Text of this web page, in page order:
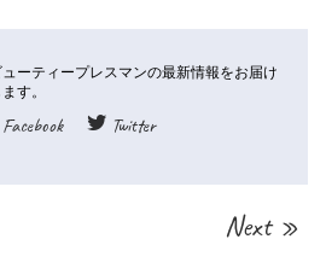
Facebook Twitter
Next »